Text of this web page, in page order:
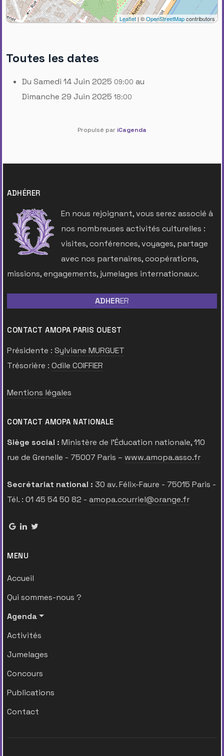
Leaflet | ©OpenStreetMapcontributors
Toutes les dates
Du Samedi 14 Juin 2025 09:00 au
Dimanche 29 Juin 2025 18:00
Propulsé par iCagenda
ADHÉRER
En nous rejoignant, vous serez associé à
nos nombreuses activités culturelles :
visites, conférences, voyages, partage
avec nos partenaires, coopérations,
missions, engagements, jumelages internationaux.
ADHERER
CONTACT AMOPA PARIS OUEST
Présidente : Sylviane MURGUET
Trésorière : Odile COIFFIER
Mentions légales
CONTACT AMOPA NATIONALE
Siège social : Ministère de l’Éducation nationale, 110
rue de Grenelle - 75007 Paris – www.amopa.asso.fr
Secrétariat national : 30 av. Félix-Faure - 75015 Paris -
Tél. : 01 45 54 50 82 - amopa.courriel@orange.fr
MENU
Accueil
Qui sommes-nous ?
Agenda
Activités
Jumelages
Concours
Publications
Contact